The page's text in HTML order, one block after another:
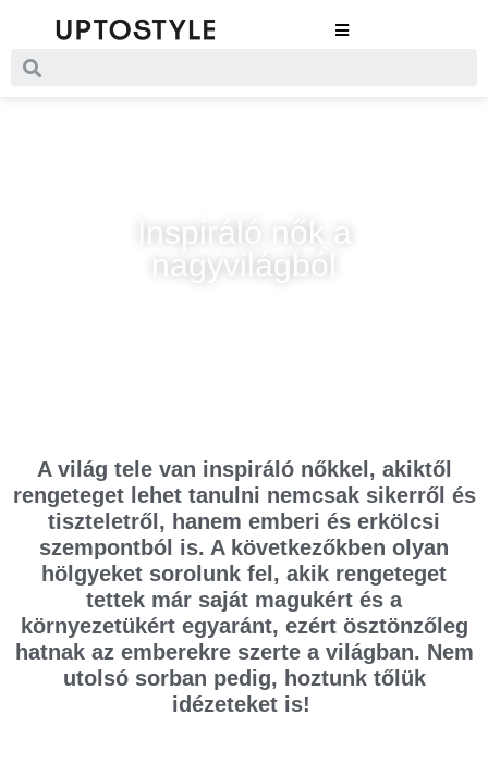
Inspiráló nők a
nagyvilágból
A világ tele van inspiráló nőkkel, akiktől
rengeteget lehet tanulni nemcsak sikerről és
tiszteletről, hanem emberi és erkölcsi
szempontból is. A következőkben olyan
hölgyeket sorolunk fel, akik rengeteget
tettek már saját magukért és a
környezetükért egyaránt, ezért ösztönzőleg
hatnak az emberekre szerte a világban. Nem
utolsó sorban pedig, hoztunk tőlük
idézeteket is!